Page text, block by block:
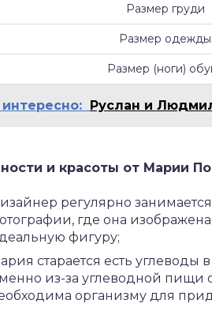
Размер груди
Размер одежды
Размер (ноги)
Руслан и
и красоты от Марии
регулярно
где она
фигуру;
старается есть углеводы
из-за углеводной пищи
организму для